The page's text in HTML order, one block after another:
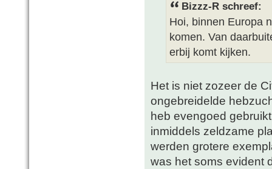
Bizzz-R schreef:
Hoi, binnen Europa
komen. Van
erbij komt kijken.
Het is niet zozeer de
ongebreidelde
heb evengoed
inmiddels zeldzame
werden grotere
was het soms evident